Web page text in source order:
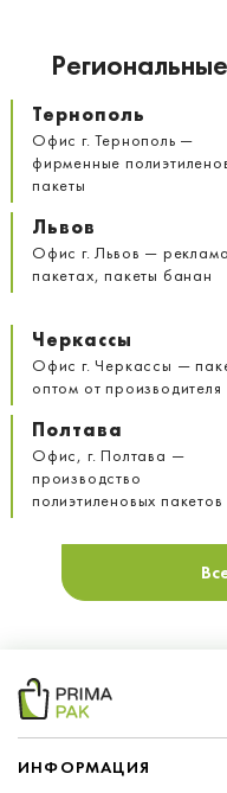
Тернополь
Офис г. Тернополь —
фирменные
пакеты
Львов
Офис г. Львов —
пакетах, пакеты банан
Черкассы
Офис г. Черкассы —
оптом от производителя
Полтава
Офис, г. Полтава —
производство
полиэтиленовых пакетов
ИНФОРМАЦИЯ